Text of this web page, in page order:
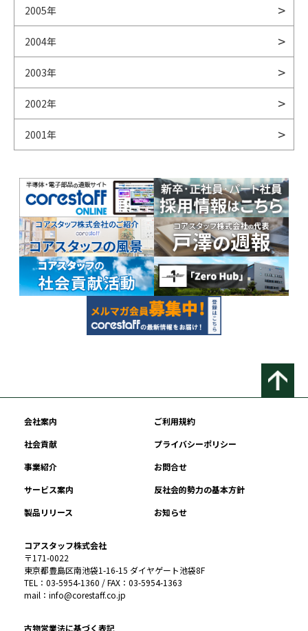
2005年
2004年
2003年
2002年
2001年
会社案内
ご利用規約
社会貢献
プライバシーポリシー
事業紹介
お問合せ
サービス案内
反社会的勢力の基本方針
製品リリース
お知らせ
コアスタッフ株式会社
〒171-0022
東京都豊島区南池袋1-16-15 ダイヤゲート池袋8F
TEL：03-5954-1360 / FAX：03-5954-1363
mail：info@corestaff.co.jp
古物営業法に基づく表記